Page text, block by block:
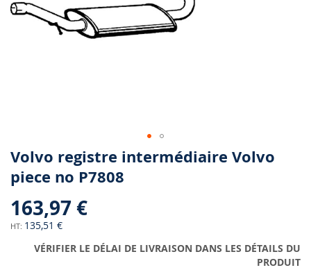
Skip
to
the
of
the
gallery
Volvo registre intermédiaire Volvo
piece no P7808
163,97 €
135,51 €
VÉRIFIER LE DÉLAI DE LIVRAISON DANS LES DÉTAILS DU
PRODUIT